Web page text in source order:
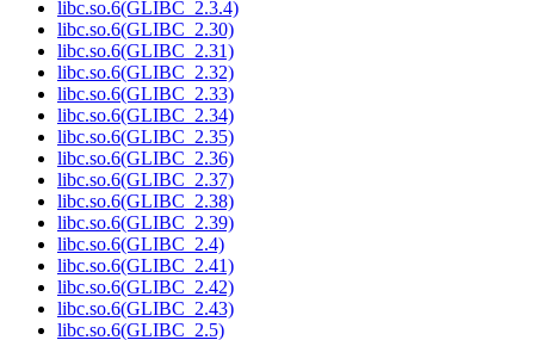
libc.so.6(GLIBC_2.3.4)
libc.so.6(GLIBC_2.30)
libc.so.6(GLIBC_2.31)
libc.so.6(GLIBC_2.32)
libc.so.6(GLIBC_2.33)
libc.so.6(GLIBC_2.34)
libc.so.6(GLIBC_2.35)
libc.so.6(GLIBC_2.36)
libc.so.6(GLIBC_2.37)
libc.so.6(GLIBC_2.38)
libc.so.6(GLIBC_2.39)
libc.so.6(GLIBC_2.4)
libc.so.6(GLIBC_2.41)
libc.so.6(GLIBC_2.42)
libc.so.6(GLIBC_2.43)
libc.so.6(GLIBC_2.5)